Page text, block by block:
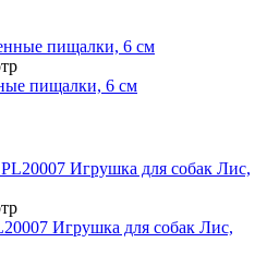
пищалки, 6 см
Игрушка для собак Лис,